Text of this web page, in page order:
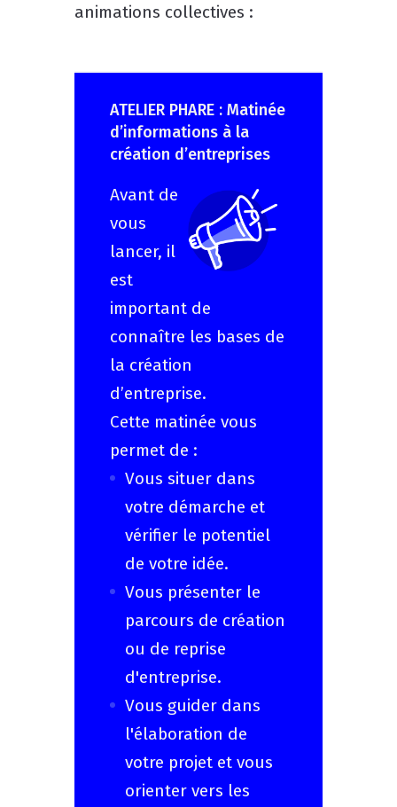
animations collectives :
ATELIER PHARE : Matinée
d’informations à la
création d’entreprises
Avant de
vous
lancer, il
est
important de
connaître les bases de
la création
d’entreprise.
Cette matinée vous
permet de :
Vous situer dans
votre démarche et
vérifier le potentiel
de votre idée.
Vous présenter le
parcours de création
ou de reprise
d'entreprise.
Vous guider dans
l'élaboration de
votre projet et vous
orienter vers les